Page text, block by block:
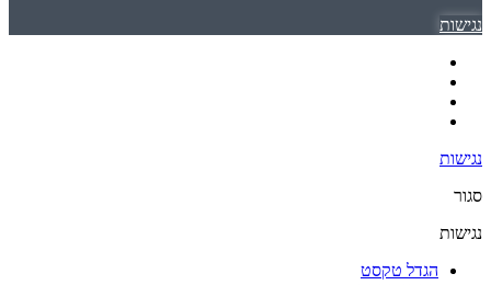
נגישות
נגישות
סגור
נגישות
הגדל טקסט